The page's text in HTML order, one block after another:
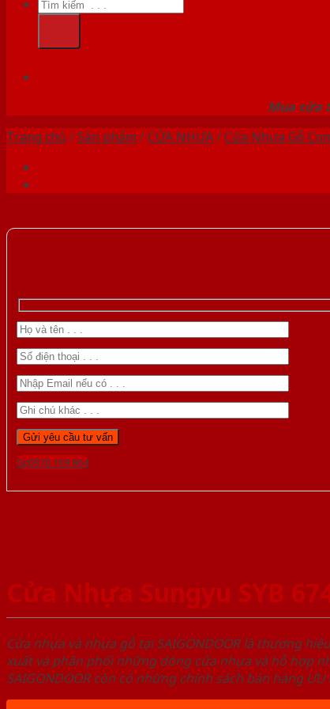
kiếm:
Mua cửa
Trang chủ /Sản phẩm /CỬA NHỰA/Cửa Nhựa Gỗ
Gọi 0976.169.864
Cửa Nhựa Sungyu SYB
Cửa nhựa và nhựa gỗ tại SAIGONDOOR là thương
xuất và phân phối những dòng cửa nhựa và hỗ hợp
SAIGONDOOR còn có những chính sách bán hàng